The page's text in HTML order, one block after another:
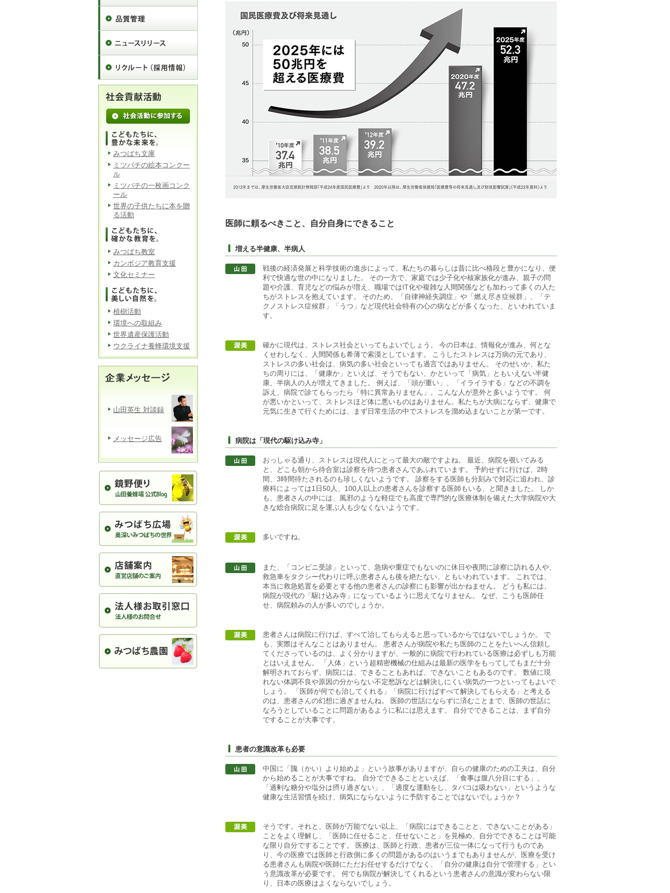
医師に頼るべきこと、自分自身にできること
増える半健康、半病人
戦後の経済発展と科学技術の進歩によって、私たちの暮らしは昔に比べ格段と豊かになり、便
利で快適な世の中になりました。 その一方で、家庭では少子化や核家族化が進み、親子の問
題や介護、育児などの悩みが増え、職場ではIT化や複雑な人間関係なども加わって多くの人た
ちがストレスを抱えています。 そのため、「自律神経失調症」や「燃え尽き症候群」、「テ
クノストレス症候群」「うつ」など現代社会特有の心の病などが多くなった、といわれていま
す。
確かに現代は、ストレス社会といってもよいでしょう。 今の日本は、情報化が進み、何とな
くせわしなく、人間関係も希薄で索漠としています。 こうしたストレスは万病の元であり、
ストレスの多い社会は、病気の多い社会といっても過言ではありません。 そのせいか、私た
ちの周りには、「健康か」といえば、そうでもない、かといって「病気」ともいえない半健
康、半病人の人が増えてきました。 例えば、「頭が重い」、「イライラする」などの不調を
訴え、病院で診てもらったら「特に異常ありません」。こんな人が意外と多いようです。 何
が悪いかといって、ストレスほど体に悪いものはありません。私たちが大病にならず、健康で
元気に生きて行くためには、まず日常生活の中でストレスを溜め込まないことが第一です。
病院は「現代の駆け込み寺」
おっしゃる通り、ストレスは現代人にとって最大の敵ですよね。 最近、病院を覗いてみる
と、どこも朝から待合室は診察を待つ患者さんであふれています。 予約せずに行けば、2時
間、3時間待たされるのも珍しくないようです。 診察をする医師も分刻みで対応に追われ、診
療科によっては1日50人、100人以上の患者さんを診察する医師もいる、と聞きました。 しか
も、患者さんの中には、風邪のような軽症でも高度で専門的な医療体制を備えた大学病院や大
きな総合病院に足を運ぶ人も少なくないようです。
多いですね。
また、「コンビニ受診」といって、急病や重症でもないのに休日や夜間に診察に訪れる人や、
救急車をタクシー代わりに呼ぶ患者さんも後を絶たない、ともいわれています。 これでは、
本当に救急処置を必要とする他の患者さんの診察にも影響が出かねません。 どうも私には、
病院が現代の「駆け込み寺」になっているように思えてなりません。 なぜ、こうも医師任
せ、病院頼みの人が多いのでしょうか。
患者さんは病院に行けば、すべて治してもらえると思っているからではないでしょうか。 で
も、実際はそんなことはありません。 患者さんが病院や私たち医師のことをたいへん信頼し
てくださっているのは、よく分かりますが、一般的に病院で行われている医療は必ずしも万能
とはいえません。 「人体」という超精密機械の仕組みは最新の医学をもってしてもまだ十分
解明されておらず、病院には、できることもあれば、できないこともあるのです。 数値に現
れない体調不良や原因の分からない不定愁訴などは解決しにくい病気の一つといってもよいで
しょう。 「医師が何でも治してくれる」「病院に行けばすべて解決してもらえる」と考える
のは、患者さんの幻想に過ぎませんね。 医師の世話にならずに済むことまで、医師の世話に
なろうとしていることに問題があるように私には思えます。 自分でできることは、まず自分
ですることが大事です。
患者の意識改革も必要
中国に「隗（かい）より始めよ」という故事がありますが、自らの健康のための工夫は、自分
から始めることが大事ですね。 自分でできることといえば、「食事は腹八分目にする」、
「過剰な糖分や塩分は摂り過ぎない」、「適度な運動をし、タバコは吸わない」というような
健康な生活習慣を続け、病気にならないように予防することではないでしょうか？
そうです。それと、医師が万能でない以上、「病院にはできることと、できないことがある」
ことをよく理解し、「医師に任せること、任せないこと」を見極め、自分でできることは可能
な限り自分ですることです。 医療は、医師と行政、患者が三位一体になって行うものであ
り、今の医療では医師と行政側に多くの問題があるのはいうまでもありませんが、医療を受け
る患者さんも病院や医師にただお任せするだけでなく、「自分の健康は自分で管理する」とい
う意識改革が必要です。 何でも病院が解決してくれるという患者さんの意識が変わらない限
り、日本の医療はよくならないでしょう。
みつばち文庫
ミツバチの絵本コンクー
ル
ミツバチの一枚画コンク
ール
世界の子供たちに本を贈
る活動
みつばち教室
カンボジア教育支援
文化セミナー
植樹活動
環境への取組み
世界遺産保護活動
ウクライナ養蜂環境支援
山田英生 対談録
メッセージ広告